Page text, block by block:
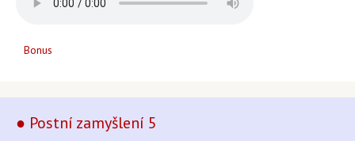
Bonus
● Postní zamyšlení 5